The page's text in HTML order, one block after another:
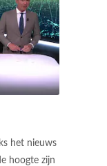
het nieuws
hoogte zijn